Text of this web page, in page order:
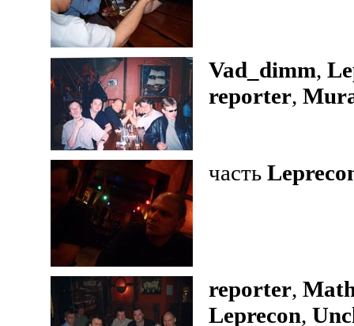
Vad_dimm,
reporter,
часть
reporter,
Leprecon,